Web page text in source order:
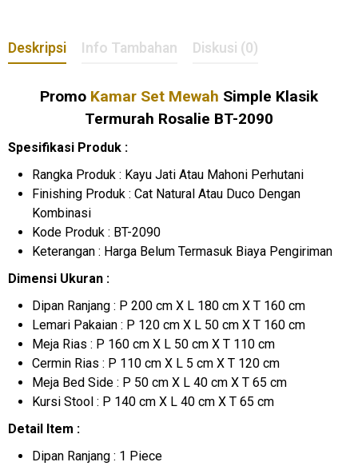
Deskripsi Info Tambahan Diskusi (0)
Promo Kamar Set Mewah Simple Klasik
Termurah Rosalie BT-2090
Spesifikasi Produk :
Rangka Produk : Kayu Jati Atau Mahoni Perhutani
Finishing Produk : Cat Natural Atau Duco Dengan
Kombinasi
Kode Produk : BT-2090
Keterangan : Harga Belum Termasuk Biaya Pengiriman
Dimensi Ukuran :
Dipan Ranjang : P 200 cm X L 180 cm X T 160 cm
Lemari Pakaian : P 120 cm X L 50 cm X T 160 cm
Meja Rias : P 160 cm X L 50 cm X T 110 cm
Cermin Rias : P 110 cm X L 5 cm X T 120 cm
Meja Bed Side : P 50 cm X L 40 cm X T 65 cm
Kursi Stool : P 140 cm X L 40 cm X T 65 cm
Detail Item :
Dipan Ranjang : 1 Piece